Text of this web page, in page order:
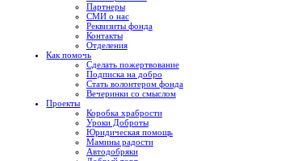
Партнеры
СМИ о нас
Реквизиты фонда
Контакты
Отделения
Как помочь
Сделать пожертвование
Подписка на добро
Стать волонтером фонда
Вечеринки со смыслом
Проекты
Коробка храбрости
Уроки Доброты
Юридическая помощь
Мамины радости
Автодобряки